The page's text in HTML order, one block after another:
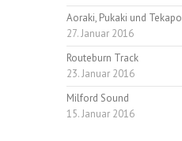
Aoraki, Pukaki und Tekapo
27. Januar 2016
Routeburn Track
23. Januar 2016
Milford Sound
15. Januar 2016